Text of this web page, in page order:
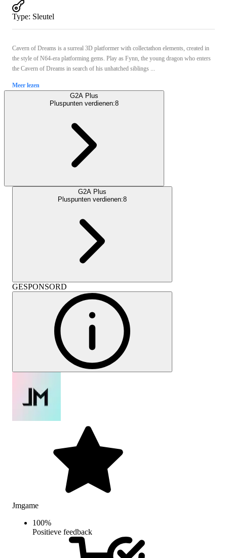
Type: Sleutel
Cavern of Dreams is a surreal 3D platformer with collectathon elements, created in
the style of N64-era platforming gems. Play as Fynn, the young dragon who enters
the Cavern of Dreams in search of his unhatched siblings ...
Meer lezen
G2A Plus
Pluspunten verdienen:8
G2A Plus
Pluspunten verdienen:8
GESPONSORD
Jmgame
100%
Positieve feedback